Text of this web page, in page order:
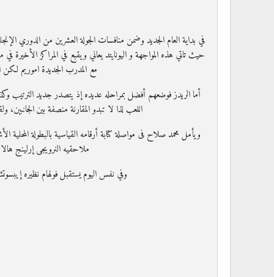
في بداية العام الجديد وضمن منافسات الجولة العشرين من الدوري
حيث تاتي هذه المواجهة و اليونايتد يعاني ويقبع في المراكز
مع المدرب الجديدة اموريم لكن
أما الريدز فوضعهم أفضل بمراحله عديده إذ يتصدر جديد الترتيب
اللعب لذا لا تبدو المقارنة منصفة بين
ملاحقيه النرويجى إرلينج
وفي نفس اليوم يستقبل فولهام نظيره